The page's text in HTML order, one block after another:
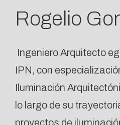
Rogelio
Ingeniero Arquitecto
IPN, con
Iluminación
lo largo de su
proyectos de